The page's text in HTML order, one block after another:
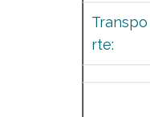
Transpo
rte: